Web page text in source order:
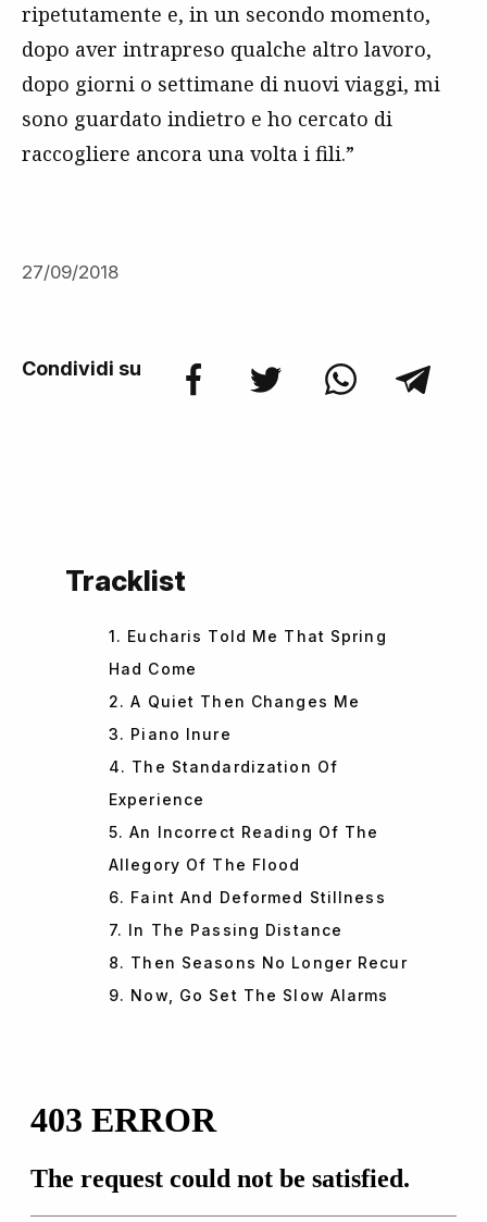
ripetutamente e, in un secondo momento,
dopo aver intrapreso qualche altro lavoro,
dopo giorni o settimane di nuovi viaggi, mi
sono guardato indietro e ho cercato di
raccogliere ancora una volta i fili.”
27/09/2018
Condividi su
Tracklist
1. Eucharis Told Me That Spring
Had Come
2. A Quiet Then Changes Me
3. Piano Inure
4. The Standardization Of
Experience
5. An Incorrect Reading Of The
Allegory Of The Flood
6. Faint And Deformed Stillness
7. In The Passing Distance
8. Then Seasons No Longer Recur
9. Now, Go Set The Slow Alarms